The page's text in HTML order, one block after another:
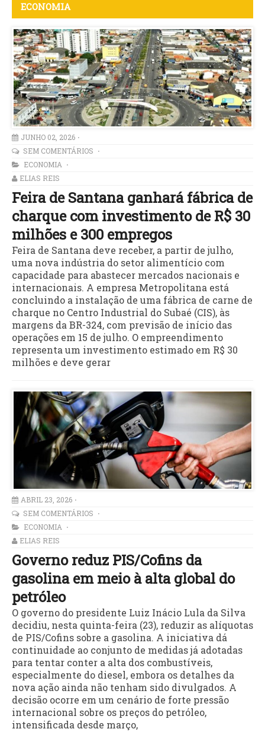
ECONOMIA
JUNHO 02, 2026
SEM COMENTÁRIOS
ECONOMIA
ELIAS REIS
Feira de Santana ganhará fábrica de
charque com investimento de R$ 30
milhões e 300 empregos
Feira de Santana deve receber, a partir de julho,
uma nova indústria do setor alimentício com
capacidade para abastecer mercados nacionais e
internacionais. A empresa Metropolitana está
concluindo a instalação de uma fábrica de carne de
charque no Centro Industrial do Subaé (CIS), às
margens da BR-324, com previsão de início das
operações em 15 de julho. O empreendimento
representa um investimento estimado em R$ 30
milhões e deve gerar
ABRIL 23, 2026
SEM COMENTÁRIOS
ECONOMIA
ELIAS REIS
Governo reduz PIS/Cofins da
gasolina em meio à alta global do
petróleo
O governo do presidente Luiz Inácio Lula da Silva
decidiu, nesta quinta-feira (23), reduzir as alíquotas
de PIS/Cofins sobre a gasolina. A iniciativa dá
continuidade ao conjunto de medidas já adotadas
para tentar conter a alta dos combustíveis,
especialmente do diesel, embora os detalhes da
nova ação ainda não tenham sido divulgados. A
decisão ocorre em um cenário de forte pressão
internacional sobre os preços do petróleo,
intensificada desde março,